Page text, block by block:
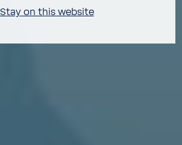
Stay on this website